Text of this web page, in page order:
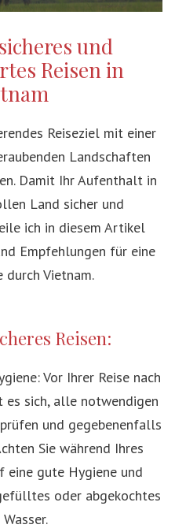
und
Reisen in
Reiseziel mit einer
Landschaften
Damit Ihr Aufenthalt in
Land sicher und
ich in diesem Artikel
Empfehlungen für eine
durch Vietnam.
Reisen:
Vor Ihrer Reise nach
es sich, alle notwendigen
und gegebenenfalls
Sie während Ihres
gute Hygiene und
oder abgekochtes
Wasser.